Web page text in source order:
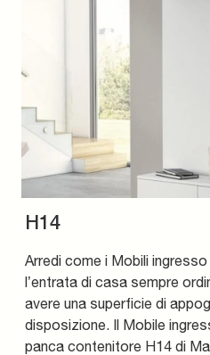
H14
Arredi come i Mobili
l’entrata di casa sempre
avere una superficie di
disposizione. Il Mobile
panca contenitore H14 di